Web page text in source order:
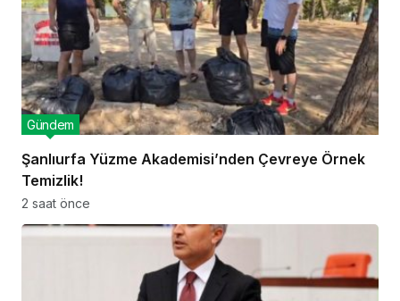
Şanlıurfa Yüzme Akademisi’nden Çevreye Örnek
Temizlik!
Gündem
2 saat önce